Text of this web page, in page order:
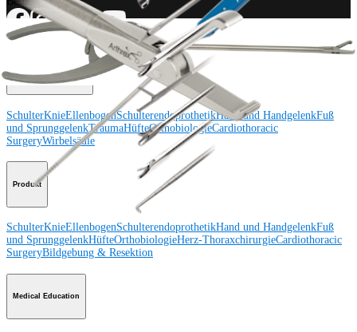
Operationsverfahren
SchulterKnieEllenbogenSchulterendoprothetikHand und HandgelenkFuß
und SprunggelenkTraumaHüfteOrthobiologieCardiothoracic
SurgeryWirbelsäule
Produkt
SchulterKnieEllenbogenSchulterendoprothetikHand und HandgelenkFuß
und SprunggelenkHüfteOrthobiologieHerz-ThoraxchirurgieCardiothoracic
SurgeryBildgebung & Resektion
Medical Education